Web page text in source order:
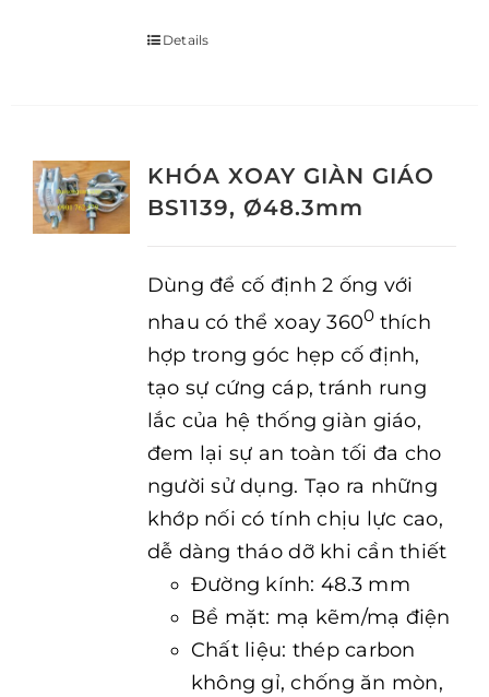
Details
KHÓA XOAY GIÀN GIÁO
BS1139, Ø48.3mm
Dùng để cố định 2 ống với
nhau có thể xoay 3600 thích
hợp trong góc hẹp cố định,
tạo sự cứng cáp, tránh rung
lắc của hệ thống giàn giáo,
đem lại sự an toàn tối đa cho
người sử dụng. Tạo ra những
khớp nối có tính chịu lực cao,
dễ dàng tháo dỡ khi cần thiết
Đường kính: 48.3 mm
Bề mặt: mạ kẽm/mạ điện
Chất liệu: thép carbon
không gỉ, chống ăn mòn,